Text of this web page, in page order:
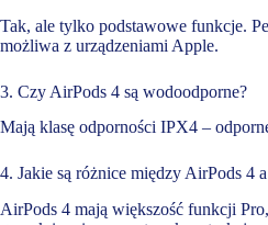
Tak, ale tylko podstawowe funkcje.
możliwa z urządzeniami Apple.
3. Czy AirPods 4 są wodoodporne?
Mają klasę odporności IPX4 –
4. Jakie są różnice między AirPods 4
AirPods 4 mają większość funkcji